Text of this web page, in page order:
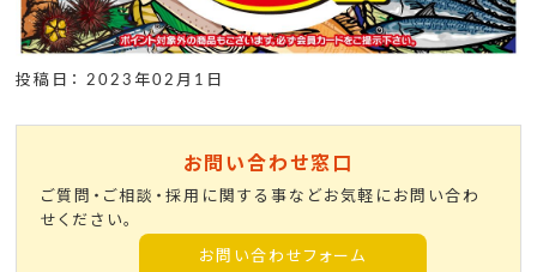
投稿日： 2023年02月1日
お問い合わせ窓口
ご質問・ご相談・採用に関する事などお気軽にお問い合わ
せください。
お問い合わせフォーム